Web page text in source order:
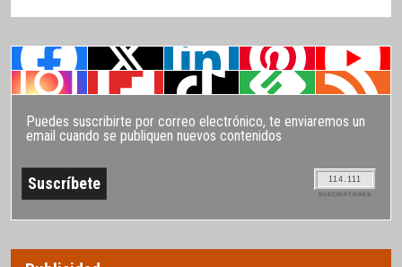
Puedes suscribirte por correo electrónico, te enviaremos un
email cuando se publiquen nuevos contenidos
114.111
SUSCRIPTORES